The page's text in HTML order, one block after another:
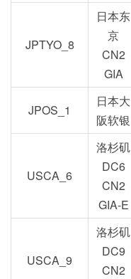
JPTYO_8
日本东
京
CN2
GIA
JPOS_1
日本大
阪软银
USCA_6
洛杉矶
DC6
CN2
GIA-E
USCA_9
洛杉矶
DC9
CN2